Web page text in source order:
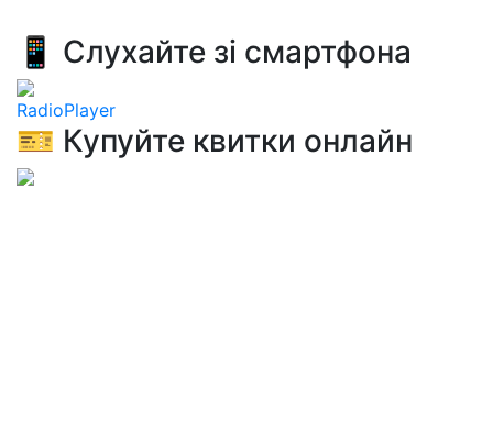
📱 Слухайте зі смартфона
RadioPlayer
🎫 Купуйте квитки онлайн